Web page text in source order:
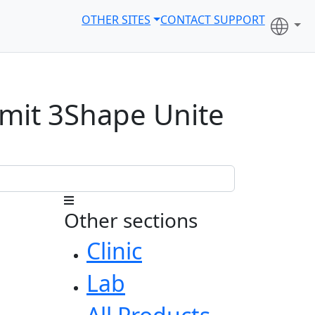
OTHER SITES CONTACT SUPPORT
3Shape Unite
Other sections
Clinic
Lab